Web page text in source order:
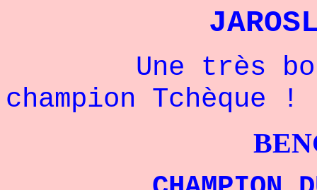
Une très bonne
champion Tchèque !